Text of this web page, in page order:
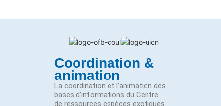
Coordination &
animation
La coordination et l’animation des
bases d’informations du Centre
de ressources espèces exotiques